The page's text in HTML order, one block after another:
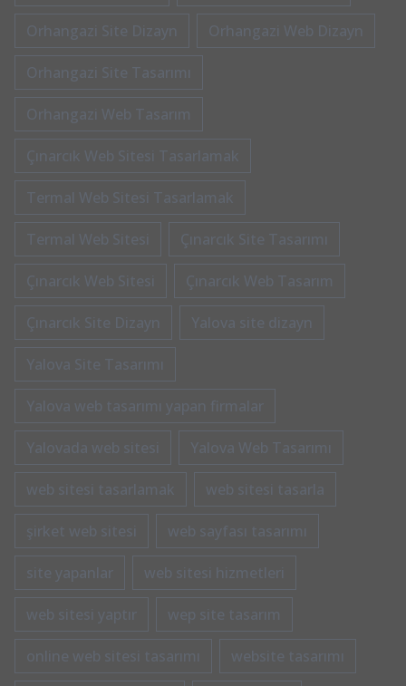
Orhangazi Site Dizayn Orhangazi Web Dizayn
Orhangazi Site Tasarımı
Orhangazi Web Tasarım
Çınarcık Web Sitesi Tasarlamak
Termal Web Sitesi Tasarlamak
Termal Web Sitesi Çınarcık Site Tasarımı
Çınarcık Web Sitesi Çınarcık Web Tasarım
Çınarcık Site Dizayn Yalova site dizayn
Yalova Site Tasarımı
Yalova web tasarımı yapan firmalar
Yalovada web sitesi Yalova Web Tasarımı
web sitesi tasarlamak web sitesi tasarla
şirket web sitesi web sayfası tasarımı
site yapanlar web sitesi hizmetleri
web sitesi yaptır wep site tasarım
online web sitesi tasarımı website tasarımı